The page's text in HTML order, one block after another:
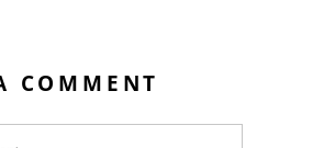
COMMENT